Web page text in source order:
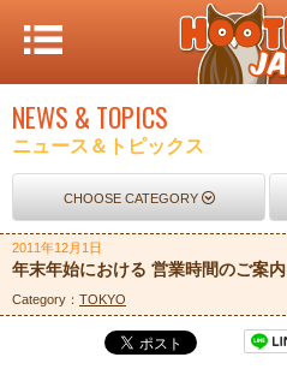
NEWS & TOPICS
ニュース＆トピックス
CHOOSE CATEGORY
2011年12月1日
年末年始における 営業時間のご案内
Category： TOKYO